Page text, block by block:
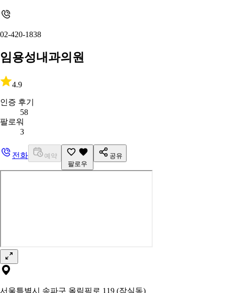
02-420-1838
임용성내과의원
4.9
인증 후기
58
팔로워
3
전화
예약
팔로우
공유
서울특별시 송파구 올림픽로 119 (잠실동)